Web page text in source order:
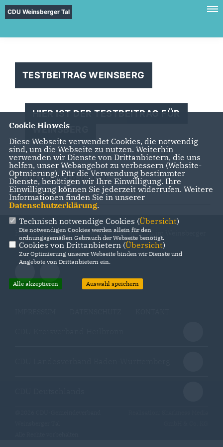
CDU Weinsberger Tal
TESTBEITRAG WEINSBERG
HIER IST DER TESTBEITRAG FÜR
WEINSBERG
16.10.2024, 18:05 Uhr
Weinsberg
Hier finden Sie Informationen über die CDU im Weinsberger
Tal
Cookie Hinweis
Diese Webseite verwendet Cookies, die notwendig
sind, um die Webseite zu nutzen. Weiterhin
verwenden wir Dienste von Drittanbietern, die uns
helfen, unser Webangebot zu verbessern (Website-
Optmierung). Für die Verwendung bestimmter
Dienste, benötigen wir Ihre Einwilligung. Ihre
Einwilligung können Sie jederzeit widerrufen. Weitere
Informationen finden Sie in unserer
Datenschutzerklärung.
Technisch notwendige Cookies (Übersicht)
Die notwendigen Cookies werden allein für den
ordnungsgemäßen Gebrauch der Webseite benötigt.
Cookies von Drittanbietern (Übersicht)
Zur Optimierung unserer Webseite binden wir Dienste und
Angebote von Drittanbietern ein.
Alle akzeptieren Auswahl speichern